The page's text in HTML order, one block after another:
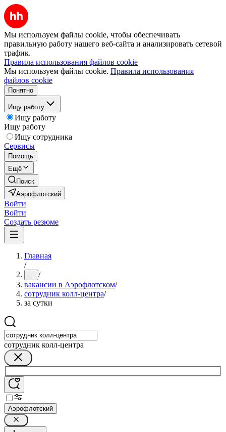
Мы используем файлы cookie, чтобы обеспечивать
правильную работу нашего веб-сайта и анализировать сетевой
трафик.
Правила использования файлов cookie
Мы используем файлы cookie. Правила использования
файлов cookie
Понятно
Ищу работу
Ищу работу
Ищу работу
Ищу сотрудника
Сервисы
Помощь
Ещё
Поиск
Аэрофлотский
Войти
Войти
Создать резюме
Главная
/
... /
вакансии в Аэрофлотском/
сотрудник колл-центра/
за сутки
сотрудник колл-центра
Аэрофлотский